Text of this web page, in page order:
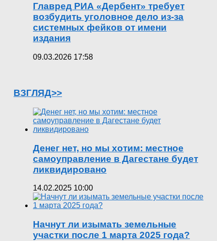
Главред РИА «Дербент» требует
возбудить уголовное дело из-за
системных фейков от имени
издания
09.03.2026 17:58
ВЗГЛЯД>>
Денег нет, но мы хотим: местное
самоуправление в Дагестане будет
ликвидировано
14.02.2025 10:00
Начнут ли изымать земельные
участки после 1 марта 2025 года?